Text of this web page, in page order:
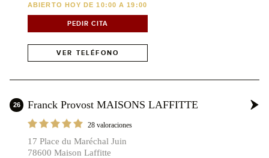
ABIERTO HOY DE 10:00 A 19:00
PEDIR CITA
VER TELÉFONO
26 Franck Provost MAISONS LAFFITTE
28 valoraciones
17 Place du Maréchal Juin
78600 Maison Laffitte